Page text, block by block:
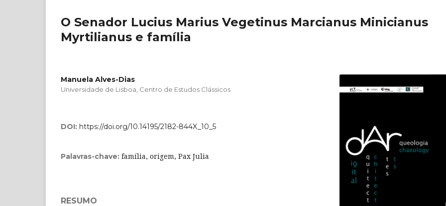
O Senador Lucius Marius Vegetinus Marcianus Minicianus
Myrtilianus e família
Manuela Alves-Dias
Universidade de Lisboa, Centro de Estudos Clássicos
DOI: https://doi.org/10.14195/2182-844X_10_5
Palavras-chave: família, origem, Pax Julia
RESUMO